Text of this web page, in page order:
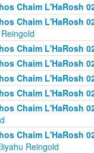
Chaim L'HaRosh
Chaim L'HaRosh
Chaim L'HaRosh
Chaim L'HaRosh
Chaim L'HaRosh
Chaim L'HaRosh
Chaim L'HaRosh
Chaim L'HaRosh
Reingold